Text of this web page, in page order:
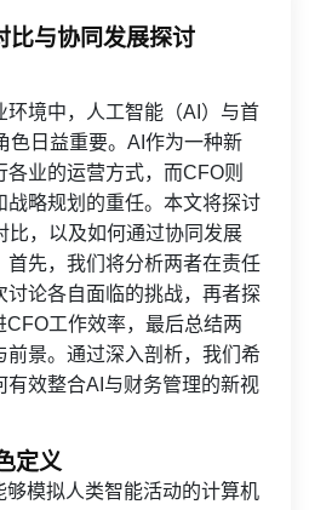
比与协同发展探讨
环境中，人工智能（AI）与首
色日益重要。AI作为一种新
业的运营方式，而CFO则
战略规划的重任。本文将探讨
比，以及如何通过协同发展
首先，我们将分析两者在责任
讨论各自面临的挑战，再者探
工作效率，最后总结两
前景。通过深入剖析，我们希
有效整合AI与财务管理的新视
定义
够模拟人类智能活动的计算机